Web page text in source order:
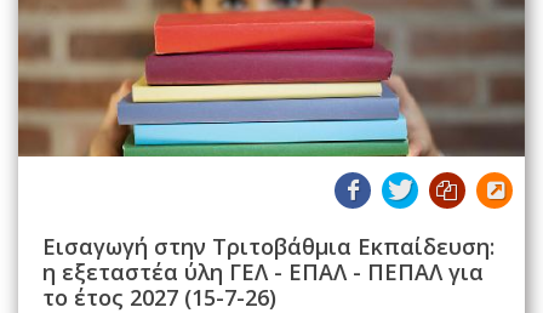
Εισαγωγή στην Τριτοβάθμια Εκπαίδευση:
η εξεταστέα ύλη ΓΕΛ - ΕΠΑΛ - ΠΕΠΑΛ για
το έτος 2027 (15-7-26)